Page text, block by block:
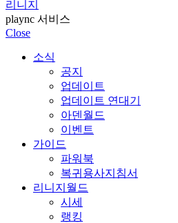
리니지
plaync 서비스
Close
소식
공지
업데이트
업데이트 연대기
아덴월드
이벤트
가이드
파워북
복귀용사지침서
리니지월드
시세
랭킹